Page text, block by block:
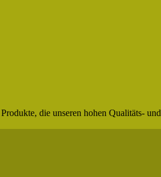
die unseren hohen Qualitäts- und